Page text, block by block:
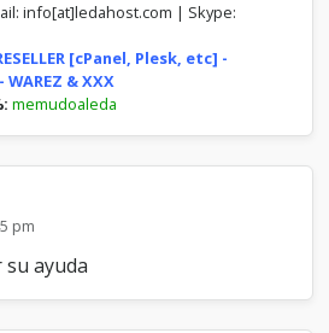
info[at]ledahost.com | Skype:
[cPanel, Plesk, etc] -
WAREZ & XXX
memudoaleda
pm
ayuda